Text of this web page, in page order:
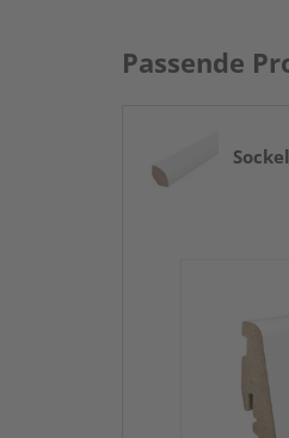
Passende